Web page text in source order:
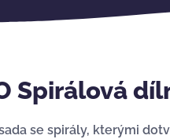
Spirálová
se spirály, kterými